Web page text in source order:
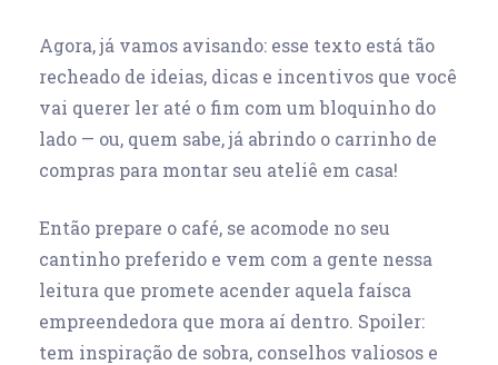
Agora, já vamos avisando: esse texto está tão
recheado de ideias, dicas e incentivos que você
vai querer ler até o fim com um bloquinho do
lado — ou, quem sabe, já abrindo o carrinho de
compras para montar seu ateliê em casa!
Então prepare o café, se acomode no seu
cantinho preferido e vem com a gente nessa
leitura que promete acender aquela faísca
empreendedora que mora aí dentro. Spoiler:
tem inspiração de sobra, conselhos valiosos e